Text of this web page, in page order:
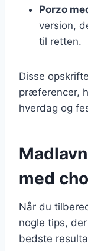
Porzo
version,
til retten.
Disse
præferencer,
hverdag og
med
Når du
nogle tips,
bedste